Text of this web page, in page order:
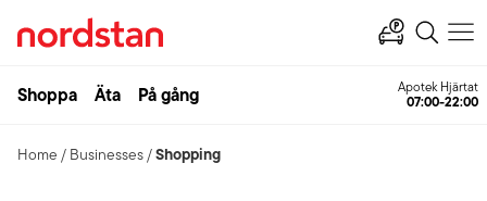
Shoppa Äta På gång Apotek Hjärtat
07:00-22:00
Home / Businesses/Shopping